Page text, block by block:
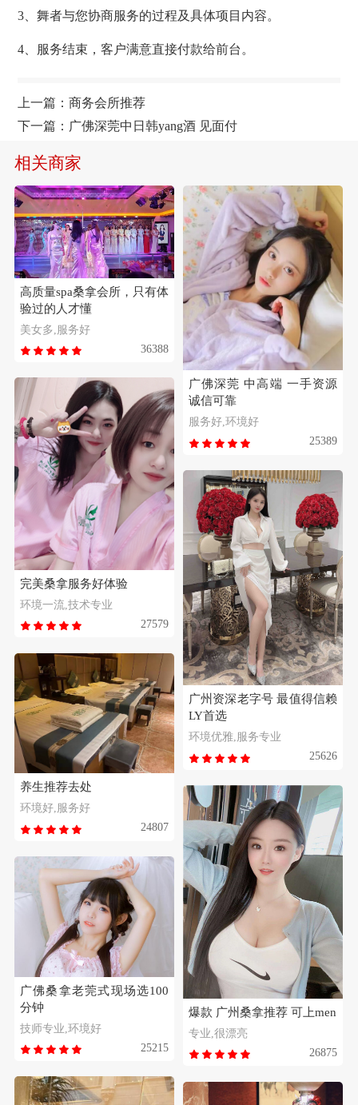
3、舞者与您协商服务的过程及具体项目内容。
4、服务结束，客户满意直接付款给前台。
上一篇：商务会所推荐
下一篇： 广佛深莞中日韩yang酒 见面付
相关商家
高质量spa桑拿会所，只有体
验过的人才懂
美女多,服务好
36388
广佛深莞 中高端 一手资源
诚信可靠
服务好,环境好
25389
完美桑拿服务好体验
环境一流,技术专业
27579
广州资深老字号 最值得信赖
LY首选
环境优雅,服务专业
25626
养生推荐去处
环境好,服务好
24807
爆款 广州桑拿推荐 可上men
专业,很漂亮
26875
广佛桑拿老莞式现场选100
分钟
技师专业,环境好
25215